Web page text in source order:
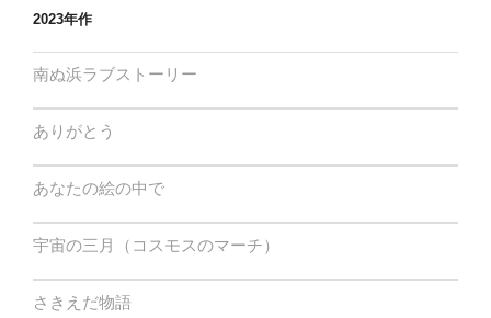
2023年作
南ぬ浜ラブストーリー
ありがとう
あなたの絵の中で
宇宙の三月（コスモスのマーチ）
さきえだ物語